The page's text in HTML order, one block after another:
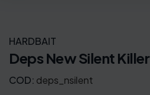
HARDBAIT
Deps New Silent Killer
COD: deps_nsilent